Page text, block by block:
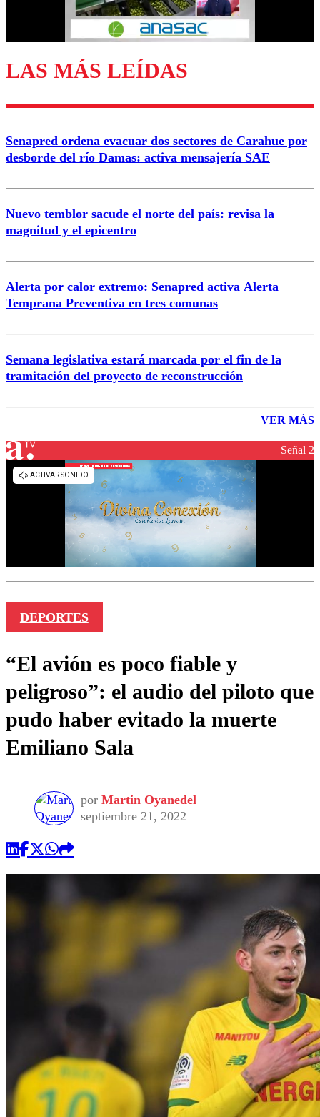
Enviar comentario
LAS MÁS LEÍDAS
Senapred ordena evacuar dos sectores de Carahue por
desborde del río Damas: activa mensajería SAE
Nuevo temblor sacude el norte del país: revisa la
magnitud y el epicentro
Alerta por calor extremo: Senapred activa Alerta
Temprana Preventiva en tres comunas
Semana legislativa estará marcada por el fin de la
tramitación del proyecto de reconstrucción
VER MÁS
Señal 2
DEPORTES
“El avión es poco fiable y
peligroso”: el audio del piloto que
pudo haber evitado la muerte
Emiliano Sala
por Martin Oyanedel
septiembre 21, 2022